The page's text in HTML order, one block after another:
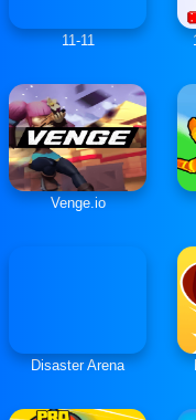
11-11
Venge.io
Disaster Arena